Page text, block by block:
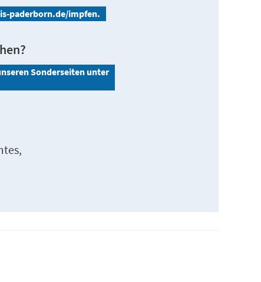
paderborn.de/impfen.
Sonderseiten unter